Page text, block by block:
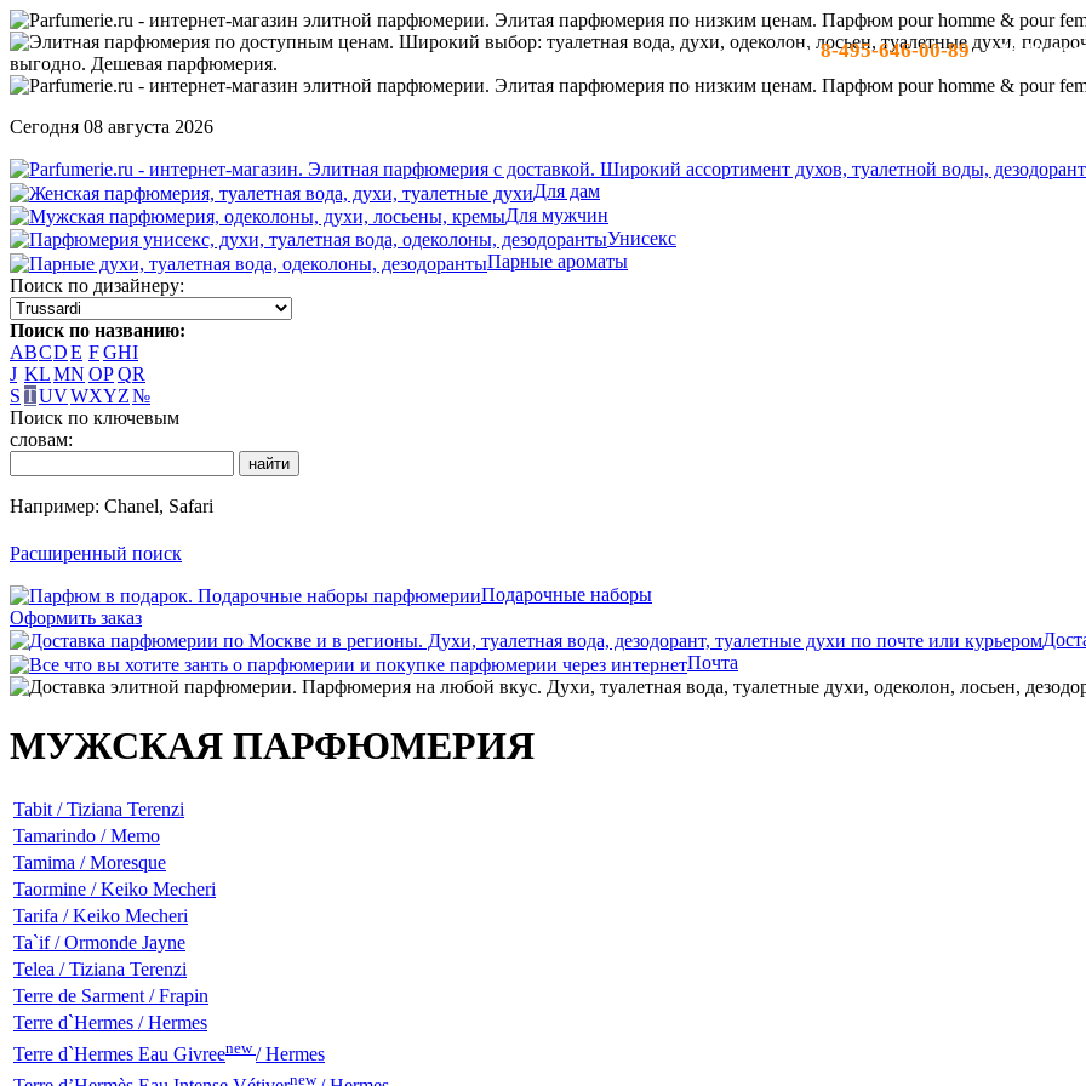
тел:8-495-646-00-89- c 10-19 по
Сегодня 08 августа 2026
Для дам
Для мужчин
Унисекс
Парные ароматы
Поиск по дизайнеру:
Поиск по названию:
ABCDE FGHI
J KLMN OPQR
S TUVWXYZ№
Поиск по ключевым
словам:
Например: Chanel, Safari
Расширенный поиск
Подарочные наборы
Оформить заказ
Почта
МУЖСКАЯ ПАРФЮМЕРИЯ
Tabit / Tiziana Terenzi
Tamarindo / Memo
Tamima / Moresque
Taormine / Keiko Mecheri
Tarifa / Keiko Mecheri
Ta`if / Ormonde Jayne
Telea / Tiziana Terenzi
Terre de Sarment / Frapin
Terre d`Hermes / Hermes
Terre d`Hermes Eau Givreenew/ Hermes
new